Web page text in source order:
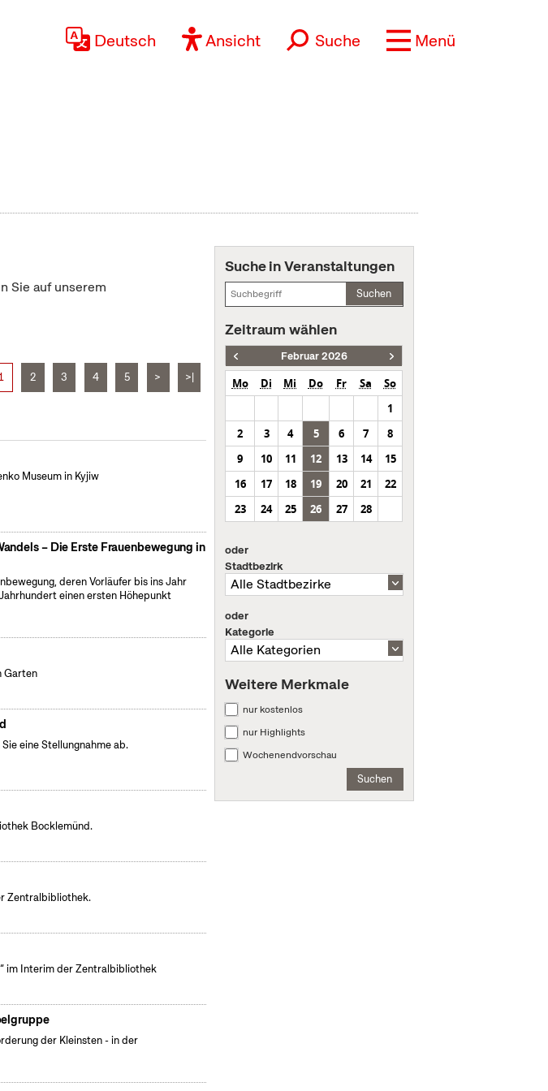
Deutsch Ansicht Suche Menü
Sie auf unserem
2 3 4 5 > >|
Museum in Kyjiw
– Die Erste Frauenbewegung in
deren Vorläufer bis ins Jahr
einen ersten Höhepunkt
Garten
eine Stellungnahme ab.
Bocklemünd.
Zentralbibliothek.
im Interim der Zentralbibliothek
der Kleinsten - in der
Suche in Veranstaltungen
Suchen
Zeitraum wählen
Februar 2026
Mo Di Mi Do Fr Sa
So
1
2
3 4 5 6 7
8
9
10 11 12 13 14
15
16
17 18 19 20 21
22
23
24 25 26 27 28
oder
Stadtbezirk
oder
Kategorie
Weitere Merkmale
nur kostenlos
nur Highlights
Wochenendvorschau
Suchen